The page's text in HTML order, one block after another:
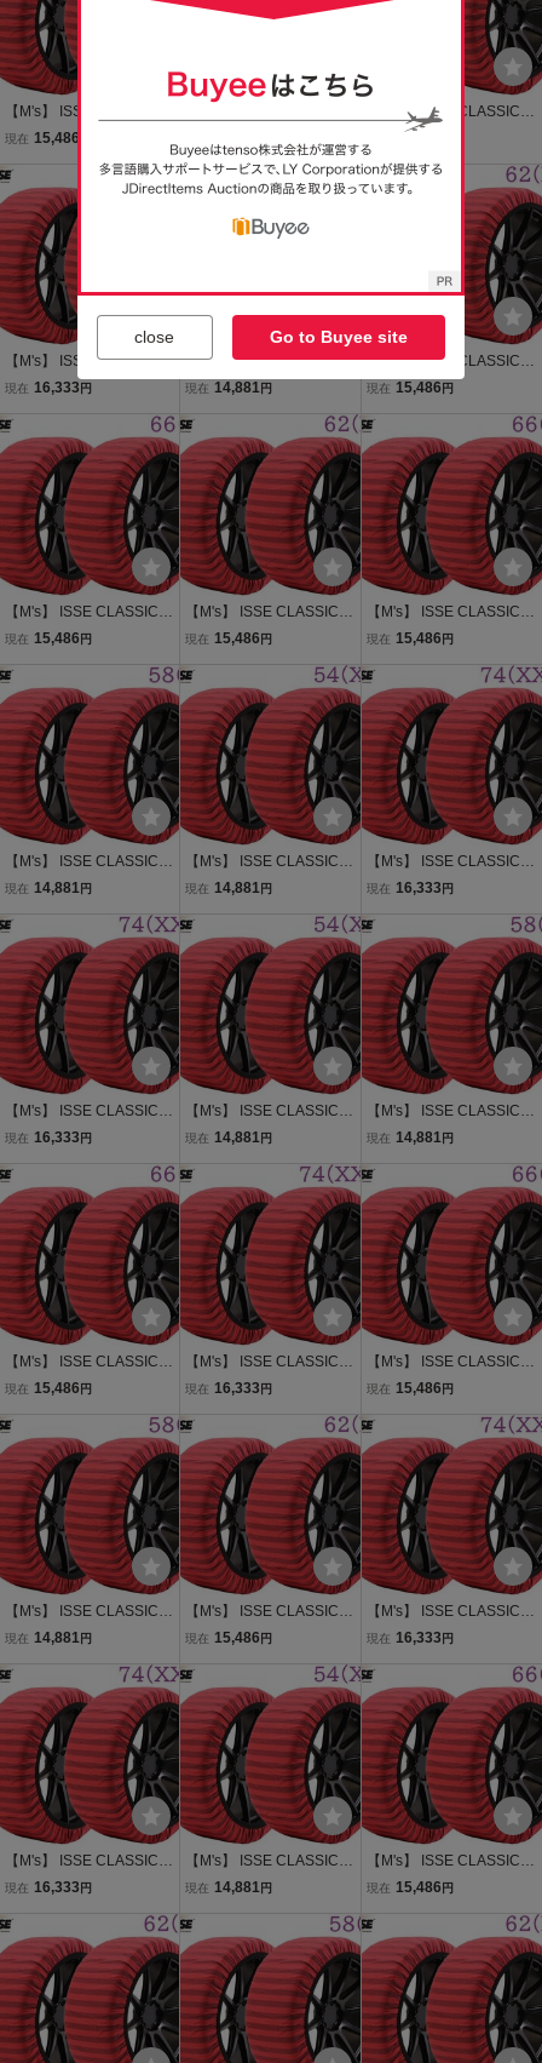
【M's】 ISSE CLASSIC T
YPE2 スノーソックス 70
ヤチェーン 2P パーツ 部
品 イッセ クラシック タイ
プ2 TYPEII
現在 15,486
(XXL) 22インチ 布製 タイ
ヤチェーン 2P パーツ 部
品 イッセ クラシック タイ
プ2 TYPEII
【M's】 ISSE CLASSIC T
YPE2 スノーソックス 74
(XXL) 21インチ 布製 タイ
ヤチェーン 2P パーツ 部
品 イッセ クラシック タイ
【M's】 ISSE CLASSIC T
YPE2 スノーソックス 74
ヤチェーン 2P パーツ 部
品 イッセ クラシック タイ
プ2 TYPEII
現在 16,333 円
【M's】 ISSE CLASSIC T
YPE2 スノーソックス 54
ヤチェーン 2P パーツ 部
品 イッセ クラシック タイ
プ2 TYPEII
現在 14,881円
【M's】 ISSE CLASSIC T
YPE2 スノーソックス 62
チェーン 2P パーツ 部品
用品 イッセ クラシック タ
イプ2 TYPEII
現在 15,486 円
【M's】 ISSE CLASSIC T
YPE2 スノーソックス 66
チェーン 2P パーツ 部品
用品 イッセ クラシック タ
イプ2 TYPEII
現在 15,486 円
【M's】 ISSE CLASSIC T
YPE2 スノーソックス 62
チェーン 2P パーツ 部品
用品 イッセ クラシック タ
イプ2 TYPEII
現在 15,486 円
【M's】 ISSE CLASSIC T
YPE2 スノーソックス 66
チェーン 2P パーツ 部品
用品 イッセ クラシック タ
イプ2 TYPEII
現在 15,486 円
【M's】 ISSE CLASSIC T
YPE2 スノーソックス 58
チェーン 2P パーツ 部品
用品 イッセ クラシック タ
イプ2 TYPEII
現在 14,881円
【M's】 ISSE CLASSIC T
YPE2 スノーソックス 54
ヤチェーン 2P パーツ 部
品 イッセ クラシック タイ
プ2 TYPEII
現在 14,881円
【M's】 ISSE CLASSIC T
YPE2 スノーソックス 74
ヤチェーン 2P パーツ 部
品 イッセ クラシック タイ
プ2 TYPEII
現在 16,333 円
【M's】 ISSE CLASSIC T
YPE2 スノーソックス 74
ヤチェーン 2P パーツ 部
品 イッセ クラシック タイ
プ2 TYPEII
現在 16,333 円
【M's】 ISSE CLASSIC T
YPE2 スノーソックス 54
ヤチェーン 2P パーツ 部
品 イッセ クラシック タイ
プ2 TYPEII
現在 14,881円
【M's】 ISSE CLASSIC T
YPE2 スノーソックス 58
チェーン 2P パーツ 部品
用品 イッセ クラシック タ
イプ2 TYPEII
現在 14,881円
【M's】 ISSE CLASSIC T
YPE2 スノーソックス 66
チェーン 2P パーツ 部品
用品 イッセ クラシック タ
イプ2 TYPEII
現在 15,486 円
【M's】 ISSE CLASSIC T
YPE2 スノーソックス 74
ヤチェーン 2P パーツ 部
品 イッセ クラシック タイ
プ2 TYPEII
現在 16,333 円
【M's】 ISSE CLASSIC T
YPE2 スノーソックス 66
チェーン 2P パーツ 部品
用品 イッセ クラシック タ
イプ2 TYPEII
現在 15,486 円
【M's】 ISSE CLASSIC T
YPE2 スノーソックス 58
チェーン 2P パーツ 部品
用品 イッセ クラシック タ
イプ2 TYPEII
現在 14,881円
【M's】 ISSE CLASSIC T
YPE2 スノーソックス 62
チェーン 2P パーツ 部品
用品 イッセ クラシック タ
イプ2 TYPEII
現在 15,486 円
【M's】 ISSE CLASSIC T
YPE2 スノーソックス 74
ヤチェーン 2P パーツ 部
品 イッセ クラシック タイ
プ2 TYPEII
現在 16,333 円
【M's】 ISSE CLASSIC T
YPE2 スノーソックス 74
ヤチェーン 2P パーツ 部
品 イッセ クラシック タイ
プ2 TYPEII
現在 16,333 円
【M's】 ISSE CLASSIC T
YPE2 スノーソックス 54
ヤチェーン 2P パーツ 部
品 イッセ クラシック タイ
プ2 TYPEII
現在 14,881円
【M's】 ISSE CLASSIC T
YPE2 スノーソックス 66
チェーン 2P パーツ 部品
用品 イッセ クラシック タ
イプ2 TYPEII
現在 15,486 円
close Go to Buyee site